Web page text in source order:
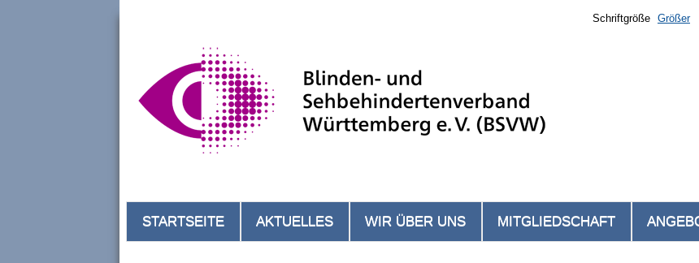
STARTSEITE AKTUELLES WIR ÜBER UNS MITGLIEDSCHAFT
Schriftgröße Größer